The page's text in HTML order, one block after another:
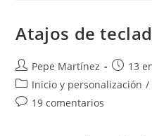
Word.
Atajos de
Autor
de
la
entrada:
Pepe Martínez
de
13
Categoría
de
Inicio y personalización /
Comentarios
19 comentarios